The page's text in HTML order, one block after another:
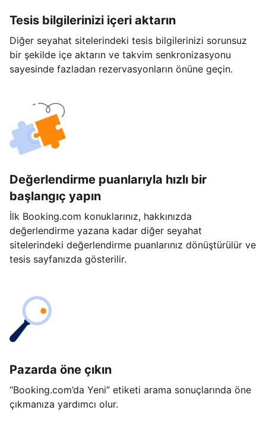
Tesis bilgilerinizi içeri aktarın
Diğer seyahat sitelerindeki tesis bilgilerinizi sorunsuz
bir şekilde içe aktarın ve takvim senkronizasyonu
sayesinde fazladan rezervasyonların önüne geçin.
Değerlendirme puanlarıyla hızlı bir
başlangıç yapın
İlk Booking.com konuklarınız, hakkınızda
değerlendirme yazana kadar diğer seyahat
sitelerindeki değerlendirme puanlarınız dönüştürülür ve
tesis sayfanızda gösterilir.
Pazarda öne çıkın
“Booking.com’da Yeni” etiketi arama sonuçlarında öne
çıkmanıza yardımcı olur.